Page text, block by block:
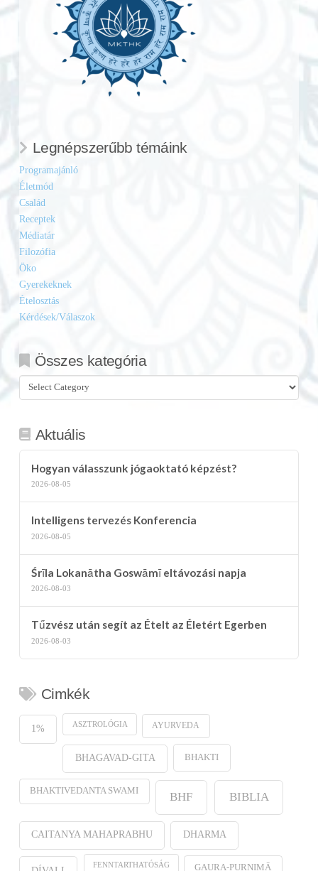
Legnépszerűbb témáink
Programajánló
Életmód
Család
Receptek
Médiatár
Filozófia
Öko
Gyerekeknek
Ételosztás
Kérdések/Válaszok
Összes kategória
Összes
kategória
Aktuális
Hogyan válasszunk jógaoktató képzést?
2026-08-05
Intelligens tervezés Konferencia
2026-08-05
Śrīla Lokanātha Goswāmī eltávozási napja
2026-08-03
Tűzvész után segít az Ételt az Életért Egerben
2026-08-03
Cimkék
1% ASZTROLÓGIA AYURVEDA
BHAGAVAD-GITA BHAKTI
BHAKTIVEDANTA SWAMI BHF BIBLIA
CAITANYA MAHAPRABHU DHARMA
FENNTARTHATÓSÁG GAURA-PURṆIMĀ